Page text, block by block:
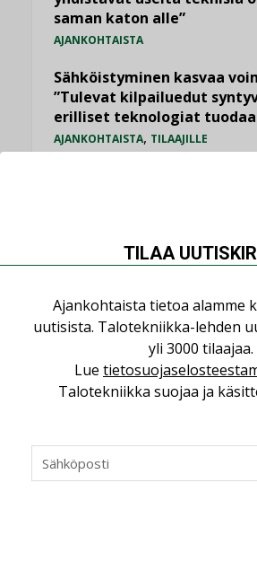
saman katon alle”
AJANKOHTAISTA
Sähköistyminen kasvaa
”Tulevat kilpailuedut
erilliset teknologiat
AJANKOHTAISTA, TILAAJILLE
vakiinnuttavat asemansa
KATSO KAIKKI
NÄKÖKULMIA
TILAA
Ajankohtaista tietoa alamme
uutisista. Talotekniikka-lehden
yli 3000 tilaajaa.
Lue
Talotekniikka suojaa ja